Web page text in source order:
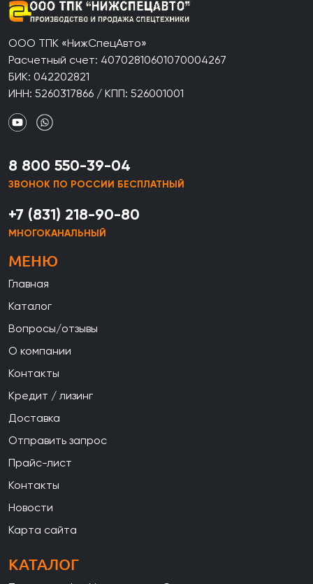
ООО ТПК «НижСпецАвто»
Расчетный счет: 40702810601070004267
БИК: 042202821
ИНН: 5260317866 / КПП: 526001001
8 800 550-39-04
ЗВОНОК ПО РОССИИ БЕСПЛАТНЫЙ
+7 (831) 218-90-80
МНОГОКАНАЛЬНЫЙ
МЕНЮ
Главная
Каталог
Вопросы/отзывы
О компании
Контакты
Кредит / лизинг
Доставка
Отправить запрос
Прайс-лист
Контакты
Новости
Карта сайта
КАТАЛОГ